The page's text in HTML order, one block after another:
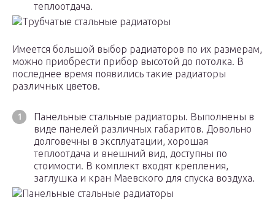
теплоотдача.
Трубчатые стальные радиаторы
Имеется большой выбор радиаторов по их размерам,
можно приобрести прибор высотой до потолка. В
последнее время появились такие радиаторы
различных цветов.
Панельные стальные радиаторы. Выполнены в
виде панелей различных габаритов. Довольно
долговечны в эксплуатации, хорошая
теплоотдача и внешний вид, доступны по
стоимости. В комплект входят крепления,
заглушка и кран Маевского для спуска воздуха.
Панельные стальные радиаторы